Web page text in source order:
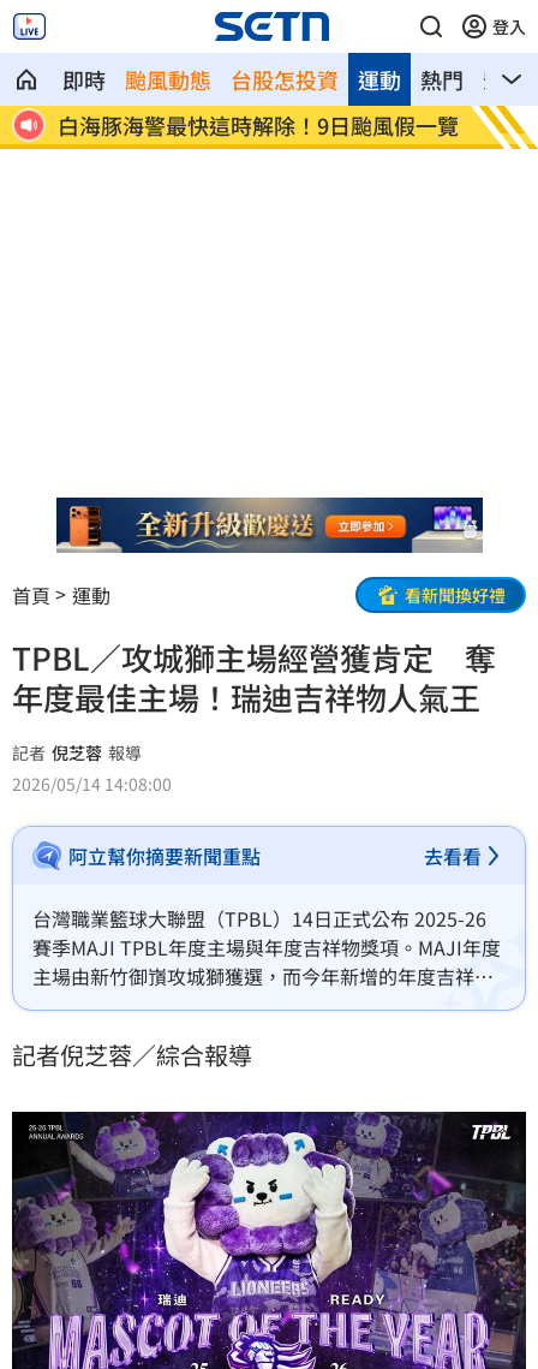
登入
即時 颱風動態 台股怎投資 熱門 影音
運動
白海豚海警最快這時解除！9日颱風假一覽
匯
首頁 運動 看新聞換好禮
TPBL／攻城獅主場經營獲肯定 奪
年度最佳主場！瑞迪吉祥物人氣王
記者 倪芝蓉 報導
2026/05/14 14:08:00
阿立幫你摘要新聞重點 去看看
台灣職業籃球大聯盟（TPBL）14日正式公布 2025-26
賽季MAJI TPBL年度主場與年度吉祥物獎項。MAJI年度
主場由新竹御嵿攻城獅獲選，而今年新增的年度吉祥物
獎項則由球團吉祥物「瑞迪」奪下雙料肯定，成為本季
記者倪芝蓉／綜合報導